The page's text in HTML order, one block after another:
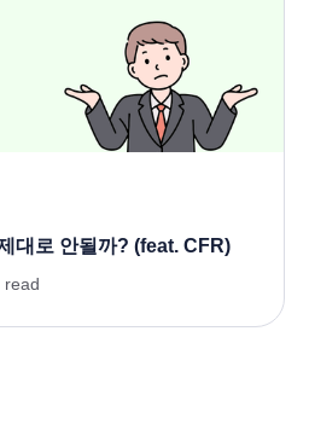
대로 안될까? (feat. CFR)
read